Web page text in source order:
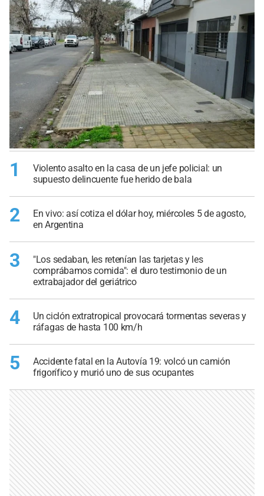
1
Violento asalto en la casa de un jefe policial: un
supuesto delincuente fue herido de bala
2
En vivo: así cotiza el dólar hoy, miércoles 5 de agosto,
en Argentina
3
"Los sedaban, les retenían las tarjetas y les
comprábamos comida": el duro testimonio de un
extrabajador del geriátrico
4
Un ciclón extratropical provocará tormentas severas y
ráfagas de hasta 100 km/h
5
Accidente fatal en la Autovía 19: volcó un camión
frigorífico y murió uno de sus ocupantes